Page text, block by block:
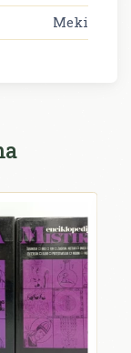
Meki